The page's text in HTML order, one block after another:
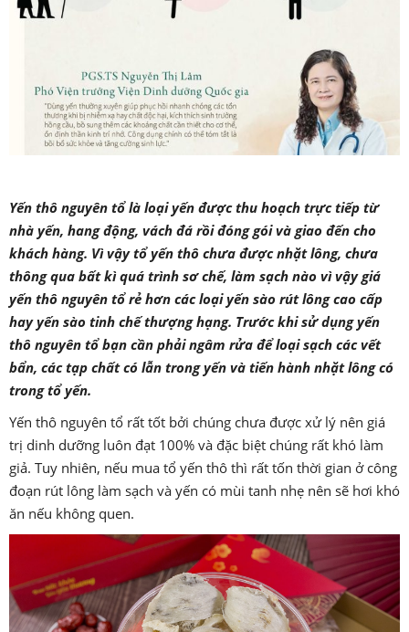
Yến thô nguyên tổ là loại yến được thu hoạch trực tiếp từ
nhà yến, hang động, vách đá rồi đóng gói và giao đến cho
khách hàng. Vì vậy tổ yến thô chưa được nhặt lông, chưa
thông qua bất kì quá trình sơ chế, làm sạch nào vì vậy giá
yến thô nguyên tổ rẻ hơn các loại yến sào rút lông cao cấp
hay yến sào tinh chế thượng hạng. Trước khi sử dụng yến
thô nguyên tổ bạn cần phải ngâm rửa để loại sạch các vết
bẩn, các tạp chất có lẫn trong yến và tiến hành nhặt lông có
trong tổ yến.
Yến thô nguyên tổ rất tốt bởi chúng chưa được xử lý nên giá
trị dinh dưỡng luôn đạt 100% và đặc biệt chúng rất khó làm
giả. Tuy nhiên, nếu mua tổ yến thô thì rất tốn thời gian ở công
đoạn rút lông làm sạch và yến có mùi tanh nhẹ nên sẽ hơi khó
ăn nếu không quen.